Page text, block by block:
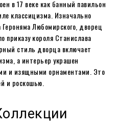
в 17 веке как банный павильон
классицизма. Изначально
Любомирского, дворец
приказу короля Станислава
стиль дворца включает
а интерьер украшен
и изящными орнаментами. Это
и роскошью.